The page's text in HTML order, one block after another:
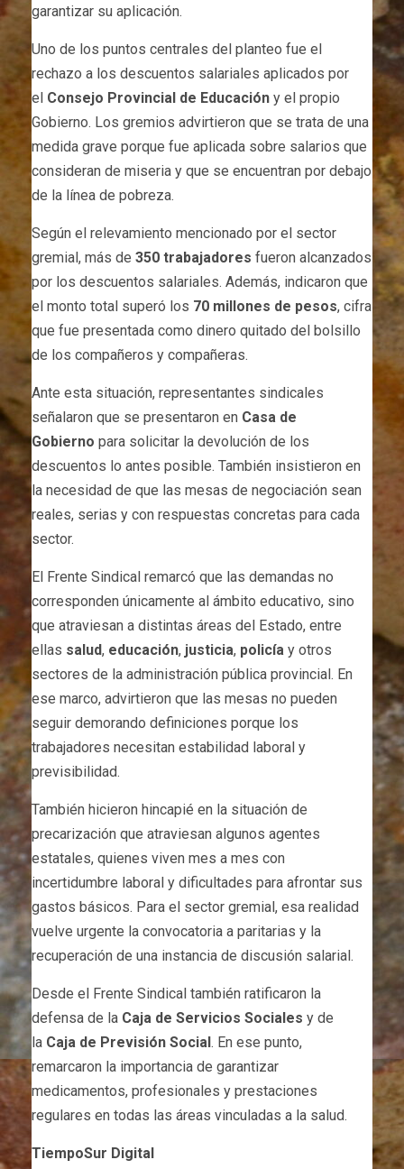
garantizar su aplicación.
Uno de los puntos centrales del planteo fue el
rechazo a los descuentos salariales aplicados por
el Consejo Provincial de Educación y el propio
Gobierno. Los gremios advirtieron que se trata de una
medida grave porque fue aplicada sobre salarios que
consideran de miseria y que se encuentran por debajo
de la línea de pobreza.
Según el relevamiento mencionado por el sector
gremial, más de 350 trabajadores fueron alcanzados
por los descuentos salariales. Además, indicaron que
el monto total superó los 70 millones de pesos, cifra
que fue presentada como dinero quitado del bolsillo
de los compañeros y compañeras.
Ante esta situación, representantes sindicales
señalaron que se presentaron en Casa de
Gobierno para solicitar la devolución de los
descuentos lo antes posible. También insistieron en
la necesidad de que las mesas de negociación sean
reales, serias y con respuestas concretas para cada
sector.
El Frente Sindical remarcó que las demandas no
corresponden únicamente al ámbito educativo, sino
que atraviesan a distintas áreas del Estado, entre
ellas salud, educación, justicia, policía y otros
sectores de la administración pública provincial. En
ese marco, advirtieron que las mesas no pueden
seguir demorando definiciones porque los
trabajadores necesitan estabilidad laboral y
previsibilidad.
También hicieron hincapié en la situación de
precarización que atraviesan algunos agentes
estatales, quienes viven mes a mes con
incertidumbre laboral y dificultades para afrontar sus
gastos básicos. Para el sector gremial, esa realidad
vuelve urgente la convocatoria a paritarias y la
recuperación de una instancia de discusión salarial.
Desde el Frente Sindical también ratificaron la
defensa de la Caja de Servicios Sociales y de
la Caja de Previsión Social. En ese punto,
remarcaron la importancia de garantizar
medicamentos, profesionales y prestaciones
regulares en todas las áreas vinculadas a la salud.
TiempoSur Digital